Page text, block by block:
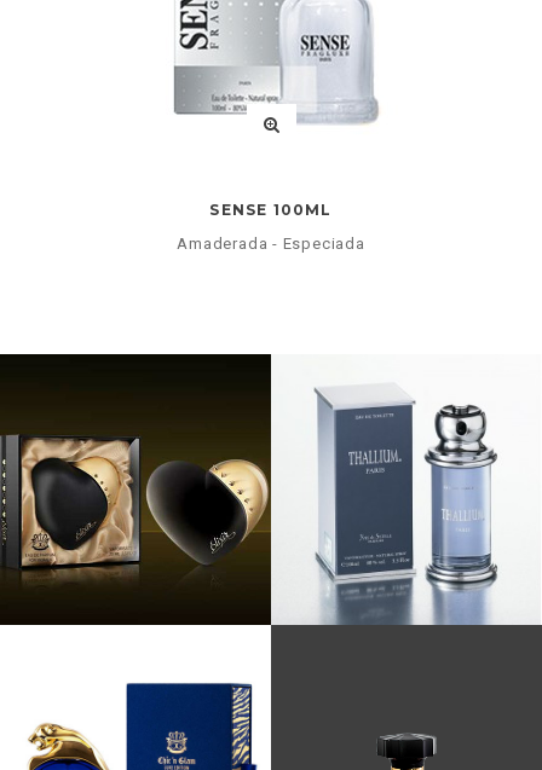
SENSE 100ML
Amaderada - Especiada